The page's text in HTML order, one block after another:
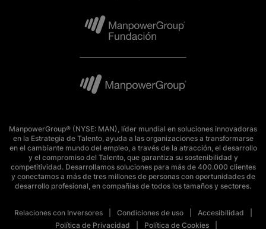
ManpowerGroup® (NYSE: MAN), líder mundial en soluciones innovadoras
en la Estrategia de Talento, ayuda a las organizaciones a transformarse
en el cambiante mundo del empleo, a través de la atracción, el desarrollo
y el compromiso del Talento, que garantiza su sostenibilidad y
competitividad. Desarrollamos soluciones para más de 400.000 clientes
y conectamos a más de tres millones de personas con oportunidades de
desarrollo profesional, en compañías de todos los tamaños y sectores.
Relaciones con Inversores Condiciones de uso
Accesibilidad
Política de Privacidad
Política de Cookies